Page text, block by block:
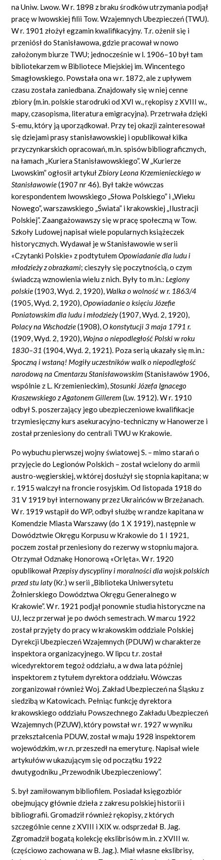
na Uniw. Lwow. W r. 1898 z braku środków utrzymania podjął
pracę w lwowskiej filii Tow. Wzajemnych Ubezpieczeń (TWU).
W r. 1901 złożył egzamin kwalifikacyjny. T.r. ożenił się i
przeniósł do Stanisławowa, gdzie pracował w nowo
założonym biurze TWU; jednocześnie w l. 1906–10 był tam
bibliotekarzem w Bibliotece Miejskiej im. Wincentego
Smagłowskiego. Powstała ona w r. 1872, ale z upływem
czasu została zaniedbana. Znajdowały się w niej cenne
zbiory (m.in. polskie starodruki od XVI w., rękopisy z XVIII w.,
mapy, czasopisma, literatura emigracyjna). Przetrwała dzięki
S-emu, który ją uporządkował. Przy tej okazji zainteresował
się dziejami prasy stanisławowskiej i opublikował kilka
przyczynkarskich opracowań, m.in. spisów bibliograficznych,
na łamach „Kuriera Stanisławowskiego”. W „Kurierze
Lwowskim” ogłosił artykułZbiory Leona Krzemienieckiego w
Stanisławowie(1907 nr 46). Był także wówczas
korespondentem lwowskiego „Słowa Polskiego” i „Wieku
Nowego”, warszawskiego „Świata” i krakowskiej „Ilustracji
Polskiej”. Zaangażowawszy się w pracę społeczną w Tow.
Szkoły Ludowej napisał wiele popularnych książeczek
historycznych. Wydawał je w Stanisławowie w serii
«Czytanki Polskie» z podtytułemOpowiadanie dla ludu i
młodzieży z obrazkami; cieszyły się poczytnością, o czym
świadczą wznowienia wielu z nich. Były to m.in.: Legiony
polskie(1903, Wyd. 2, 1920), Walka o wolność w r. 1863/4
(1905, Wyd. 2, 1920),Opowiadanie o księciu Józefie
Poniatowskim dla ludu i młodzieży(1907, Wyd. 2, 1920),
Polacy na Wschodzie(1908),O konstytucji 3 maja 1791 r.
(1909, Wyd. 2, 1920), Wojna o niepodległość Polski w roku
1830–31(1904, Wyd. 2, 1921). Poza serią ukazały się m.in.:
Spoczną i wstaną! Mogiły uczestników walk o niepodległość
narodową na Cmentarzu Stanisławowskim(Stanisławów 1906,
wspólnie z L. Krzemienieckim),Stosunki Józefa Ignacego
Kraszewskiego z Agatonem Gillerem(Lw. 1912). W r. 1910
odbył S. poszerzający jego ubezpieczeniowe kwalifikacje
trzymiesięczny kurs asekuracyjno-techniczny w Hanowerze i
został przeniesiony do centrali TWU w Krakowie.
Po wybuchu pierwszej wojny światowej S. – mimo starań o
przyjęcie do Legionów Polskich – został wcielony do armii
austro-węgierskiej, w której dosłużył się stopnia kapitana; w
r. 1915 walczył na froncie rosyjskim. Od listopada 1918 do
31 V 1919 był internowany przez Ukraińców w Brzeżanach.
W r. 1919 wstąpił do WP, odbył służbę w randze kapitana w
Komendzie Miasta Warszawy (do 1 X 1919), następnie w
Dowództwie Okręgu Korpusu w Krakowie do 1 I 1921,
poczem został przeniesiony do rezerwy w stopniu majora.
Otrzymał Odznakę Honorową «Orlęta». W r. 1920
opublikował Przepisy dyscypliny i moralności dla wojsk polskich
przed stu laty(Kr.) w serii „Biblioteka Uniwersytetu
Żołnierskiego Dowództwa Okręgu Generalnego w
Krakowie”. W r. 1921 podjął ponownie studia historyczne na
UJ, lecz przerwał je po dwóch semestrach. W marcu 1922
został przyjęty do pracy w krakowskim oddziale Polskiej
Dyrekcji Ubezpieczeń Wzajemnych (PDUW) w charakterze
inspektora organizacyjnego. W lipcu t.r. został
wicedyrektorem tegoż oddziału, a w dwa lata później
inspektorem z tytułem dyrektora oddziału. Wówczas
zorganizował również Woj. Zakład Ubezpieczeń na Śląsku z
siedzibą w Katowicach. Pełniąc funkcję dyrektora
krakowskiego oddziału Powszechnego Zakładu Ubezpieczeń
Wzajemnych (PZUW), który powstał w r. 1927 w wyniku
przekształcenia PDUW, został w maju 1928 inspektorem
wojewódzkim, w r.n. przeszedł na emeryturę. Napisał wiele
artykułów w ukazującym się od początku 1922
dwutygodniku „Przewodnik Ubezpieczeniowy”.
S. był zamiłowanym bibliofilem. Posiadał księgozbiór
obejmujący głównie dzieła z zakresu polskiej historii i
bibliografii. Gromadził również rękopisy, z których
szczególnie cenne z XVIII i XIX w. odsprzedał B. Jag.
Zgromadził bogatą kolekcję ekslibrisów m.in. z XVIII w.
(częściowo zachowana w B. Jag.). Miał własne ekslibrisy,